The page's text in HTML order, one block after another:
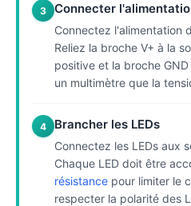
3 Connecter
Connectez l'alimentation
Reliez la broche V+ à la
positive et la broche
un multimètre que la
4 Brancher les LEDs
Connectez les LEDs aux
Chaque LED doit être
résistance pour limiter le
respecter la polarité des